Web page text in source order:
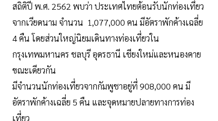
สถิติปี พ.ศ. 2562 พบว่า ประเทศไทยต้อนรับนักท่องเที่ยว
จากเวียดนาม จำนวน 1,077,000 คน มีอัตราพักค้างเฉลี่ย
4 คืน โดยส่วนใหญ่นิยมเดินทางท่องเที่ยวใน
กรุงเทพมหานคร ชลบุรี อุดรธานี เชียงใหม่และหนองคาย
ขณะเดียวกัน
มีจำนวนนักท่องเที่ยวจากกัมพูชาอยู่ที่ 908,000 คน มี
อัตราพักค้างเฉลี่ย 5 คืน และจุดหมายปลายทางการท่อง
เที่ยว